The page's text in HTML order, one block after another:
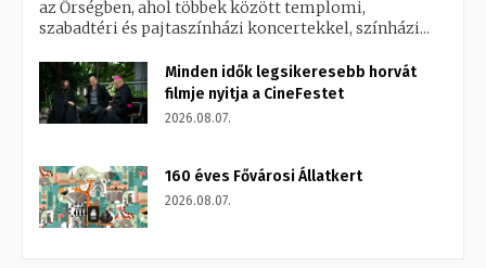
az Őrségben, ahol többek között templomi,
szabadtéri és pajtaszínházi koncertekkel, színházi...
Minden idők legsikeresebb horvát
filmje nyitja a CineFestet
2026.08.07.
160 éves Fővárosi Állatkert
2026.08.07.